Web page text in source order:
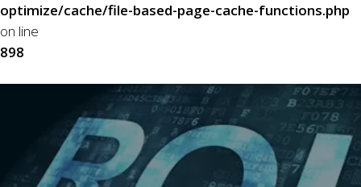
optimize/cache/file-based-page-cache-functions.php
on line
898